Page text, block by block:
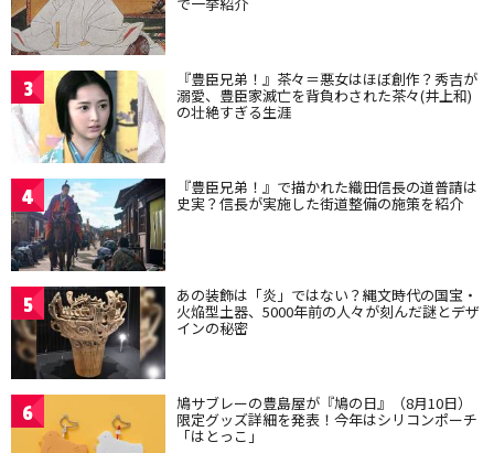
3 『豊臣兄弟！』茶々＝悪女はほぼ創作？秀吉が
溺愛、豊臣家滅亡を背負わされた茶々(井上和)
の壮絶すぎる生涯
4 『豊臣兄弟！』で描かれた織田信長の道普請は
史実？信長が実施した街道整備の施策を紹介
5 あの装飾は「炎」ではない？縄文時代の国宝・
火焔型土器、5000年前の人々が刻んだ謎とデザ
インの秘密
6 鳩サブレーの豊島屋が『鳩の日』（8月10日）
限定グッズ詳細を発表！今年はシリコンポーチ
「はとっこ」